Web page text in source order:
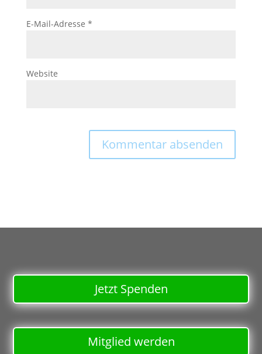
E-Mail-Adresse *
Website
Jetzt Spenden
Mitglied werden